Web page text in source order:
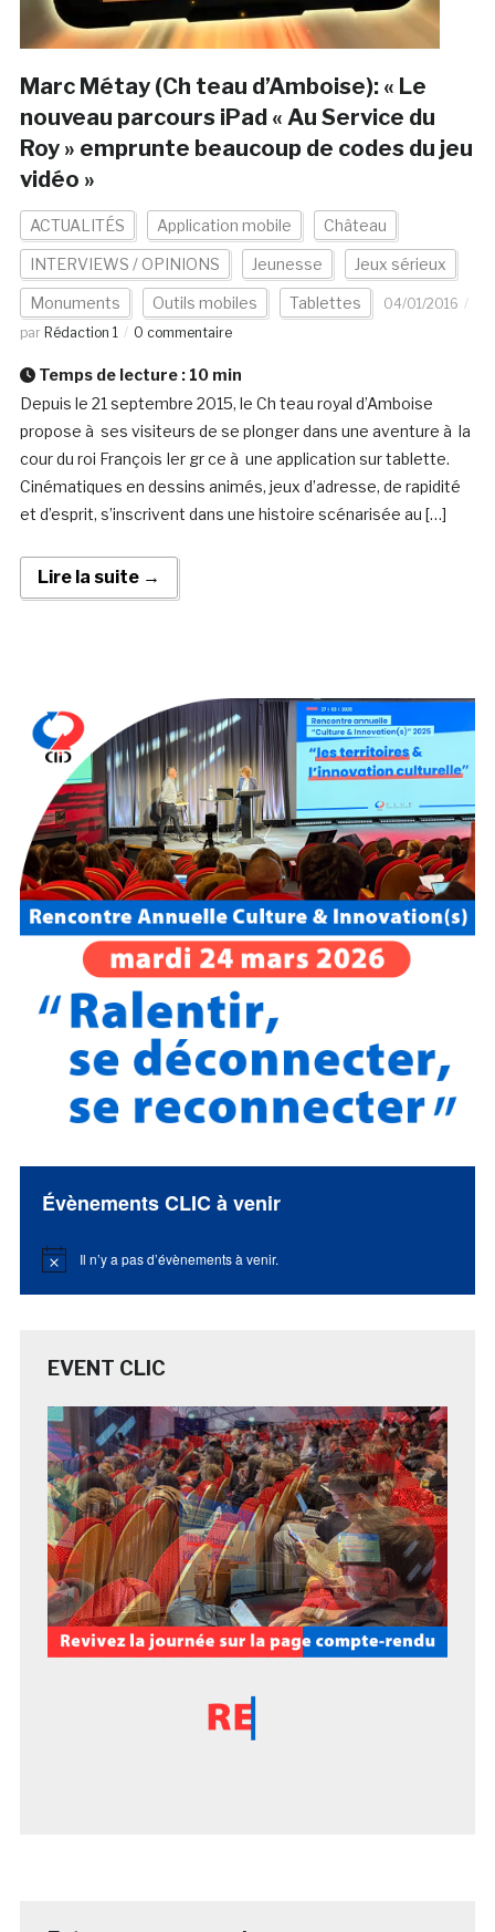
Marc Métay (Ch teau d’Amboise): « Le
nouveau parcours iPad « Au Service du
Roy » emprunte beaucoup de codes du jeu
vidéo »
ACTUALITÉS Application mobile Château
INTERVIEWS / OPINIONS Jeunesse Jeux sérieux
Monuments Outils mobiles Tablettes
04/01/2016
par Rédaction 1 0 commentaire
Temps de lecture : 10 min
Depuis le 21 septembre 2015, le Ch teau royal d’Amboise
propose à ses visiteurs de se plonger dans une aventure à la
cour du roi François Ier gr ce à une application sur tablette.
Cinématiques en dessins animés, jeux d’adresse, de rapidité
et d’esprit, s’inscrivent dans une histoire scénarisée au […]
Lire la suite →
Évènements CLIC à venir
Notice Il n’y a pas d’évènements à venir.
EVENT CLIC